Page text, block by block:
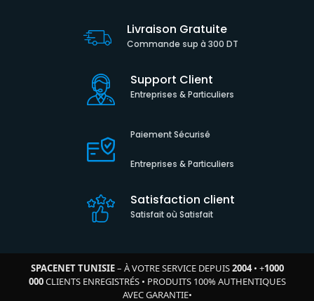
Livraison Gratuite
Commande sup à 300 DT
Support Client
Entreprises & Particuliers
Paiement Sécurisé
Entreprises & Particuliers
Satisfaction client
Satisfait où Satisfait
SPACENET TUNISIE– À VOTRE SERVICE DEPUIS2004• +1000
000CLIENTS ENREGISTRÉS• PRODUITS 100% AUTHENTIQUES
AVEC GARANTIE•